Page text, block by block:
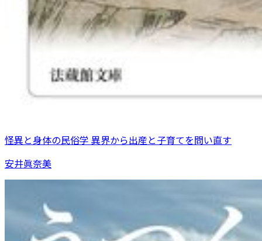
怪異と身体の民俗学 異界から出産と子育てを問い直す
安井眞奈美